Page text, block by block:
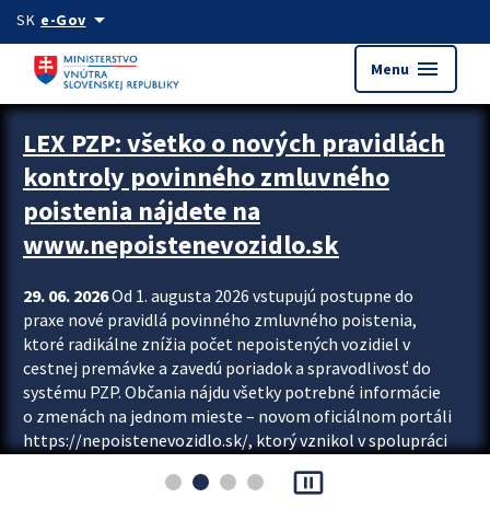
Preskocit na hlavný obsah
SK e-Govarrow_drop_down
Menu menu
Zastavit automatický posun upútavok
LEX PZP: všetko o nových pravidlách
kontroly povinného zmluvného
poistenia nájdete na
www.nepoistenevozidlo.sk
29. 06. 2026Od 1. augusta 2026 vstupujú postupne do
praxe nové pravidlá povinného zmluvného poistenia,
ktoré radikálne znížia počet nepoistených vozidiel v
cestnej premávke a zavedú poriadok a spravodlivosť do
systému PZP. Občania nájdu všetky potrebné informácie
o zmenách na jednom mieste – novom oficiálnom portáli
https://nepoistenevozidlo.sk/, ktorý vznikol v spolupráci
asociácie poisťovní (SLASPO) a Ministerstva vnútra SR.
pause_presentation